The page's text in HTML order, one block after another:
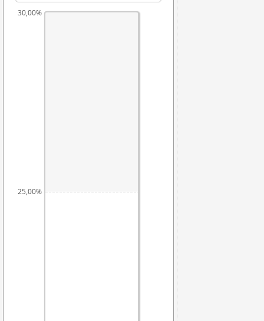
25,00%
30,00%